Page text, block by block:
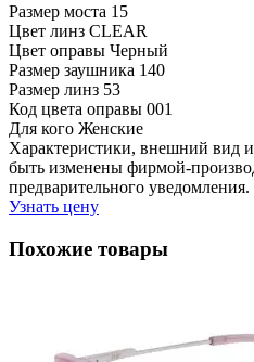
Размер моста 15
Цвет линз CLEAR
Цвет оправы Черный
Размер заушника 140
Размер линз 53
Код цвета оправы 001
Для кого Женские
Характеристики, внешний вид
быть изменены фирмой-
предварительного уведомления.
Узнать цену
Похожие товары